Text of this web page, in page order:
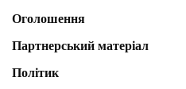
Оголошення
Партнерський матеріал
Політик